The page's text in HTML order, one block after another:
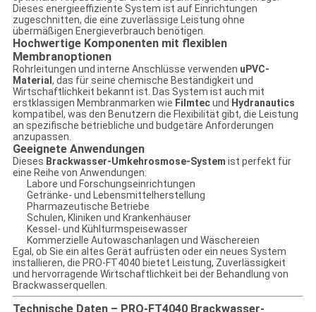
Dieses energieeffiziente System ist auf Einrichtungen
zugeschnitten, die eine zuverlässige Leistung ohne
übermäßigen Energieverbrauch benötigen.
Hochwertige Komponenten mit flexiblen
Membranoptionen
Rohrleitungen und interne Anschlüsse verwenden uPVC-
Material , das für seine chemische Beständigkeit und
Wirtschaftlichkeit bekannt ist. Das System ist auch mit
erstklassigen Membranmarken wie Filmtecund Hydranautics
kompatibel, was den Benutzern die Flexibilität gibt, die Leistung
an spezifische betriebliche und budgetäre Anforderungen
anzupassen.
Geeignete Anwendungen
Dieses Brackwasser-Umkehrosmose-System ist perfekt für
eine Reihe von Anwendungen:
Labore und Forschungseinrichtungen
Getränke- und Lebensmittelherstellung
Pharmazeutische Betriebe
Schulen, Kliniken und Krankenhäuser
Kessel- und Kühlturmspeisewasser
Kommerzielle Autowaschanlagen und Wäschereien
Egal, ob Sie ein altes Gerät aufrüsten oder ein neues System
installieren, die PRO-FT4040 bietet Leistung, Zuverlässigkeit
und hervorragende Wirtschaftlichkeit bei der Behandlung von
Brackwasserquellen.
Technische Daten – PRO-FT4040 Brackwasser-